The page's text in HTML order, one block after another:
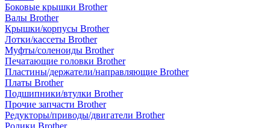
Боковые крышки Brother
Валы Brother
Крышки/корпусы Brother
Лотки/кассеты Brother
Муфты/соленоиды Brother
Печатающие головки Brother
Пластины/держатели/направляющие Brother
Платы Brother
Подшипники/втулки Brother
Прочие запчасти Brother
Редукторы/приводы/двигатели Brother
Ролики Brother